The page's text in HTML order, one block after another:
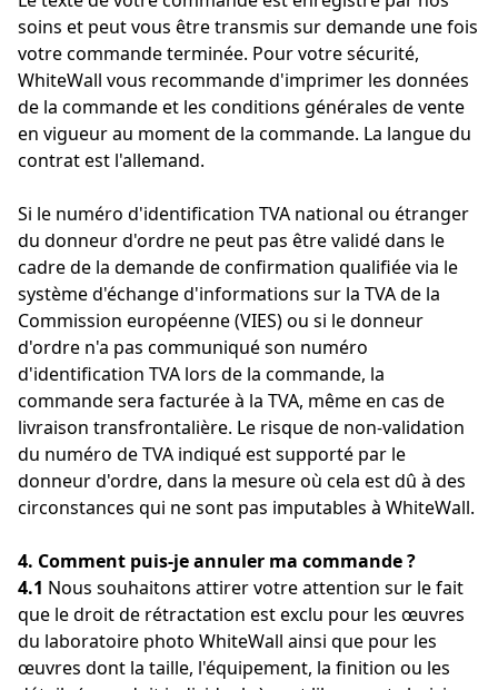
soins et peut vous être transmis sur demande une fois
votre commande terminée. Pour votre sécurité,
WhiteWall vous recommande d'imprimer les données
de la commande et les conditions générales de vente
en vigueur au moment de la commande. La langue du
contrat est l'allemand.
Si le numéro d'identification TVA national ou étranger
du donneur d'ordre ne peut pas être validé dans le
cadre de la demande de confirmation qualifiée via le
système d'échange d'informations sur la TVA de la
Commission européenne (VIES) ou si le donneur
d'ordre n'a pas communiqué son numéro
d'identification TVA lors de la commande, la
commande sera facturée à la TVA, même en cas de
livraison transfrontalière. Le risque de non-validation
du numéro de TVA indiqué est supporté par le
donneur d'ordre, dans la mesure où cela est dû à des
circonstances qui ne sont pas imputables à WhiteWall.
4. Comment puis-je annuler ma commande ?
4.1 Nous souhaitons attirer votre attention sur le fait
que le droit de rétractation est exclu pour les œuvres
du laboratoire photo WhiteWall ainsi que pour les
œuvres dont la taille, l'équipement, la finition ou les